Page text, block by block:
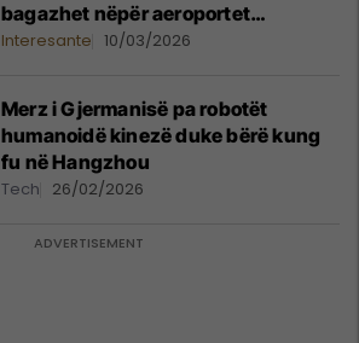
bagazhet nëpër aeroportet
amerikane gjatë vitit 2025
Interesante 10/03/2026
Merz i Gjermanisë pa robotët
humanoidë kinezë duke bërë kung
fu në Hangzhou
Tech 26/02/2026